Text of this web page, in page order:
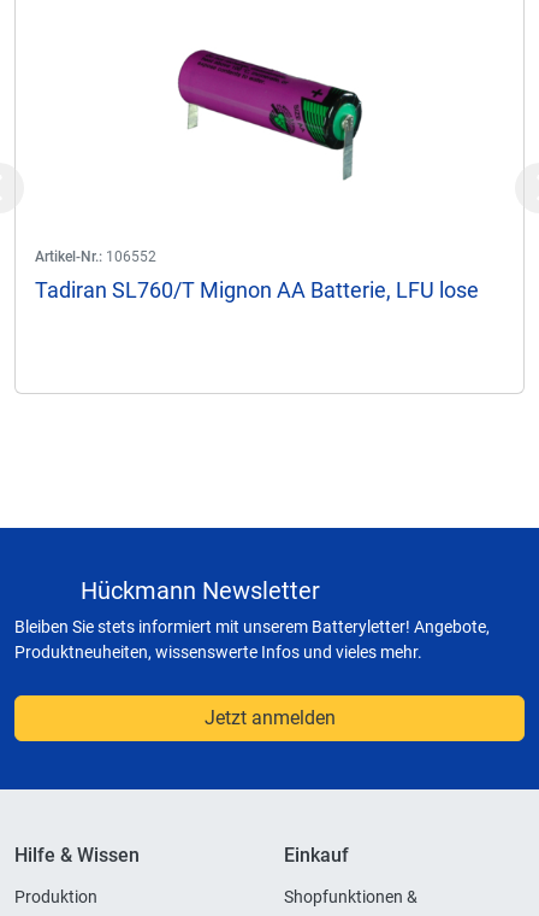
Artikel-Nr.: 106552
Tadiran SL760/T Mignon AA Batterie, LFU lose
Hückmann Newsletter
Bleiben Sie stets informiert mit unserem Batteryletter! Angebote,
Produktneuheiten, wissenswerte Infos und vieles mehr.
Jetzt anmelden
Hilfe & Wissen
Produktion
Einkauf
Shopfunktionen &